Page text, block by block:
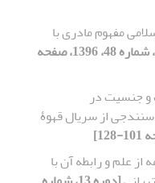
مفهوم مادری با
[دوره 13، شماره 48، 1396، صفحه
و جنسیت در
از سریال قهوۀ
علم و رابطه آن با